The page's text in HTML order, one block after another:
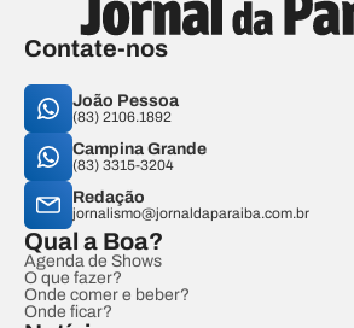
Contate-nos
João Pessoa
(83) 2106.1892
Campina Grande
(83) 3315-3204
Redação
jornalismo@jornaldaparaiba.com.br
Qual a Boa?
Agenda de Shows
O que fazer?
Onde comer e beber?
Onde ficar?